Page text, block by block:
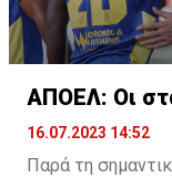
ΑΠΟΕΛ: Οι
16.07.2023 14:52
Παρά τη